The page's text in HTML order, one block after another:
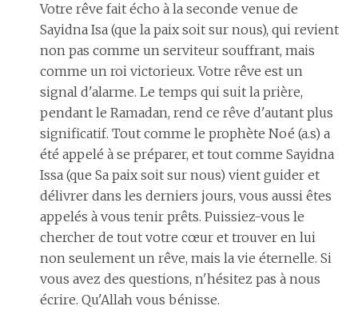
Votre rêve fait écho à la seconde venue de
Sayidna Isa (que la paix soit sur nous), qui revient
non pas comme un serviteur souffrant, mais
comme un roi victorieux. Votre rêve est un
signal d'alarme. Le temps qui suit la prière,
pendant le Ramadan, rend ce rêve d'autant plus
significatif. Tout comme le prophète Noé (a.s) a
été appelé à se préparer, et tout comme Sayidna
Issa (que Sa paix soit sur nous) vient guider et
délivrer dans les derniers jours, vous aussi êtes
appelés à vous tenir prêts. Puissiez-vous le
chercher de tout votre cœur et trouver en lui
non seulement un rêve, mais la vie éternelle. Si
vous avez des questions, n'hésitez pas à nous
écrire. Qu'Allah vous bénisse.